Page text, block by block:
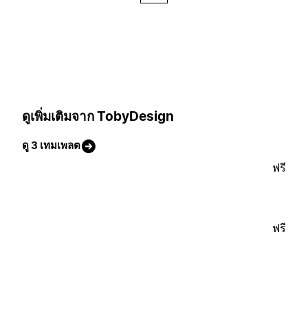
ดูเพิ่มเติมจาก TobyDesign
ดู 3 เทมเพลต
ฟรี
ฟรี